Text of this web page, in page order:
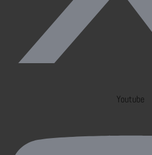
Youtube